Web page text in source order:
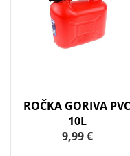
ROČKA GORIVA PVC
10L
9,99 €